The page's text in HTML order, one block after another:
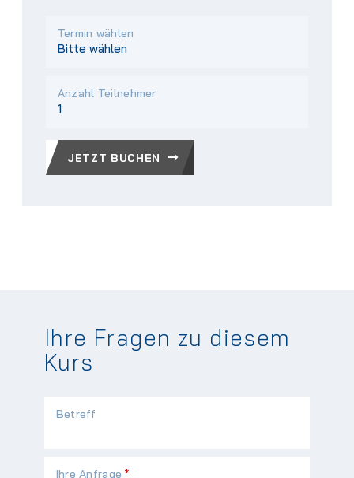
Termin wählen
Anzahl Teilnehmer
JETZT BUCHEN
Ihre Fragen zu diesem
Kurs
Betreff
Pflichtfeld
Ihre Anfrage *